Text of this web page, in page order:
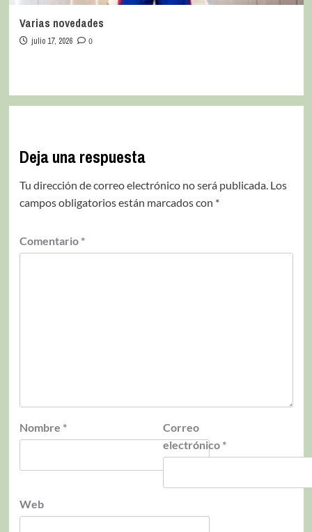
Varias novedades
julio 17, 2026 0
Deja una respuesta
Tu dirección de correo electrónico no será publicada. Los
campos obligatorios están marcados con *
Comentario *
Nombre *
Correo
electrónico *
Web